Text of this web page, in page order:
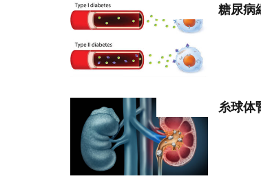
糖尿
糸球